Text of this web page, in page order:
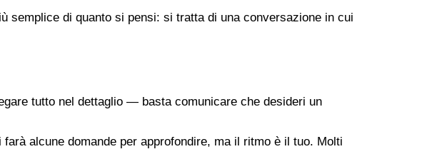
semplice di quanto si pensi: si tratta di una conversazione in cui
tutto nel dettaglio — basta comunicare che desideri un
alcune domande per approfondire, ma il ritmo è il tuo. Molti